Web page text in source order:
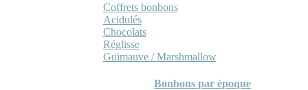
Coffrets bonbons
Acidulés
Chocolats
Réglisse
Guimauve / Marshmallow
Bonbons par époque